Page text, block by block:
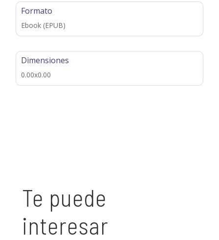
Formato
Ebook (EPUB)
Dimensiones
0.00x0.00
Te puede
interesar